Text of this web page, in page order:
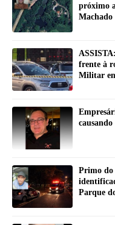
próximo
Machado
frente à
Militar
Primo do
Parque